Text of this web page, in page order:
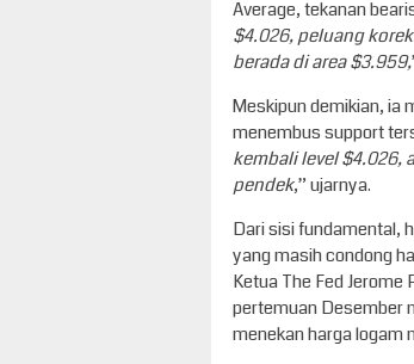
Average, tekanan
$4.026, peluang
berada di area $3.959,
Meskipun demikian, ia
menembus support
kembali level $4.026,
pendek,” ujarnya.
Dari sisi fundamental,
yang masih condong
Ketua The Fed
pertemuan Desember
menekan harga logam